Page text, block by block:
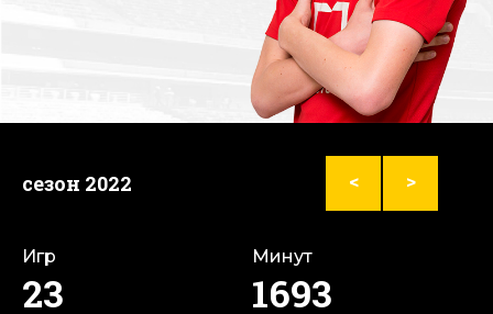
< >
сезон 2022
Игр
23
Минут
1693